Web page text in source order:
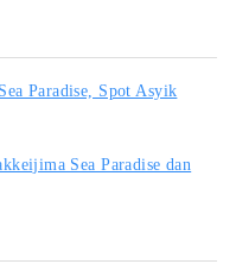
Paradise, Spot Asyik
Sea Paradise dan